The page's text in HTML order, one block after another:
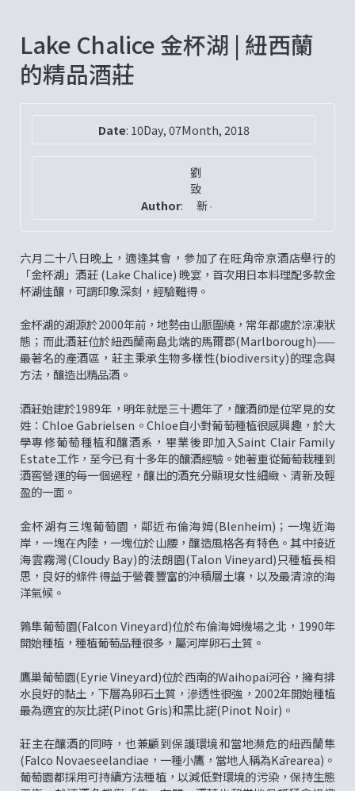
Lake Chalice 金杯湖 | 紐西蘭
的精品酒莊
Date: 10Day, 07Month, 2018
Author:
劉
致
新
六月二十八日晚上，適逢其會，參加了在旺角帝京酒店舉行的
「金杯湖」酒莊 (Lake Chalice) 晚宴，首次用日本料理配多款金
杯湖佳釀，可謂印象深刻，經驗難得。
金杯湖的湖源於2000年前，地勢由山脈圍繞，常年都處於凉凍狀
態；而此酒莊位於紐西蘭南島北端的馬爾郡(Marlborough)——
最著名的產酒區，莊主秉承生物多樣性(biodiversity)的理念與
方法，釀造出精品酒。
酒莊始建於1989年，明年就是三十週年了，釀酒師是位罕見的女
姓：Chloe Gabrielsen。Chloe自小對葡萄種植很感興趣，於大
學專修葡萄種植和釀酒系，畢業後即加入Saint Clair Family
Estate工作，至今已有十多年的釀酒經驗。她著重從葡萄栽種到
酒窖營運的每一個過程，釀出的酒充分顯現女性細緻、清新及輕
盈的一面。
金杯湖有三塊葡萄園，鄰近布倫海姆(Blenheim)；一塊近海
岸，一塊在內陸，一塊位於山腰，釀造風格各有特色。其中接近
海雲霧灣(Cloudy Bay)的法朗園(Talon Vineyard)只種植長相
思，良好的條件得益于營養豐富的沖積層土壤，以及最清涼的海
洋氣候。
鶉隼葡萄園(Falcon Vineyard)位於布倫海姆機場之北，1990年
開始種植，種植葡萄品種很多，屬河岸卵石土質。
鷹巢葡萄園(Eyrie Vineyard)位於西南的Waihopai河谷，擁有排
水良好的黏土，下層為卵石土質，滲透性很強，2002年開始種植
最為適宜的灰比諾(Pinot Gris)和黑比諾(Pinot Noir)。
莊主在釀酒的同時，也兼顧到保護環境和當地瀕危的紐西蘭隼
(Falco Novaeseelandiae，一種小鷹，當地人稱為Kārearea)。
葡萄園都採用可持續方法種植，以減低對環境的污染，保持生態